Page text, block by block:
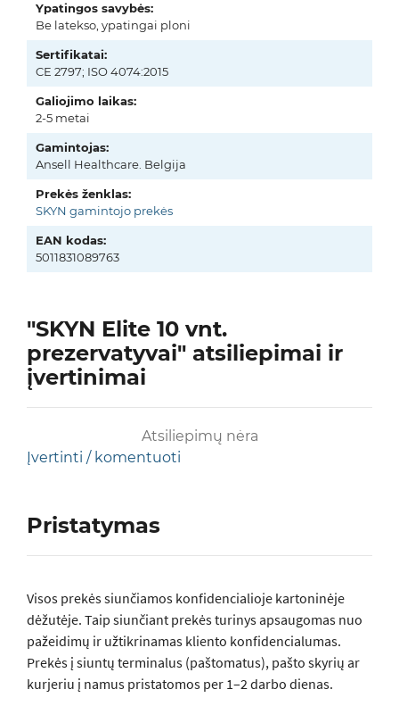
Ypatingos savybės:
Be latekso, ypatingai ploni
Sertifikatai:
CE 2797; ISO 4074:2015
Galiojimo laikas:
2-5 metai
Gamintojas:
Ansell Healthcare. Belgija
Prekės ženklas:
SKYN gamintojo prekės
EAN kodas:
5011831089763
"SKYN Elite 10 vnt.
prezervatyvai" atsiliepimai ir
įvertinimai
Atsiliepimų nėra
Įvertinti / komentuoti
Pristatymas
Visos prеkės siunčiamos konfidencialioje kartoninėje
dėžutėje. Taip siunčiant prekės turinys apsaugomas nuo
pažeidimų ir užtikrinamas kliento konfidencialumas.
Prekės į siuntų terminalus (paštomatus), pašto skyrių ar
kurjeriu į namus pristatomos per 1–2 darbo dienas.